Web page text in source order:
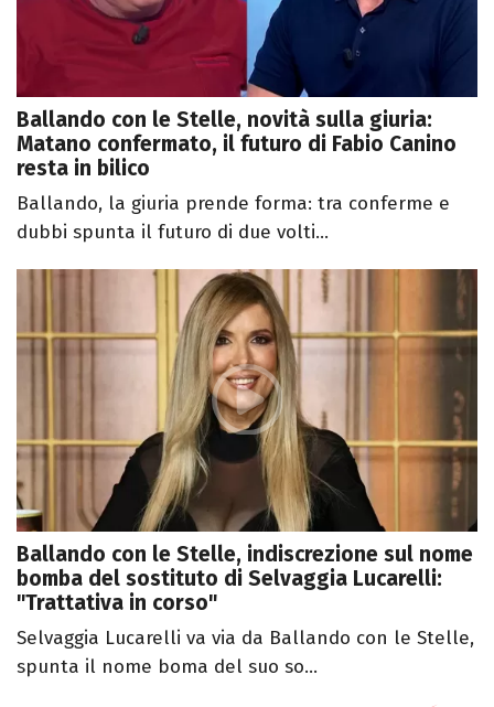
Ballando con le Stelle, novità sulla giuria:
Matano confermato, il futuro di Fabio Canino
resta in bilico
Ballando, la giuria prende forma: tra conferme e
dubbi spunta il futuro di due volti...
Ballando con le Stelle, indiscrezione sul nome
bomba del sostituto di Selvaggia Lucarelli:
"Trattativa in corso"
Selvaggia Lucarelli va via da Ballando con le Stelle,
spunta il nome boma del suo so...